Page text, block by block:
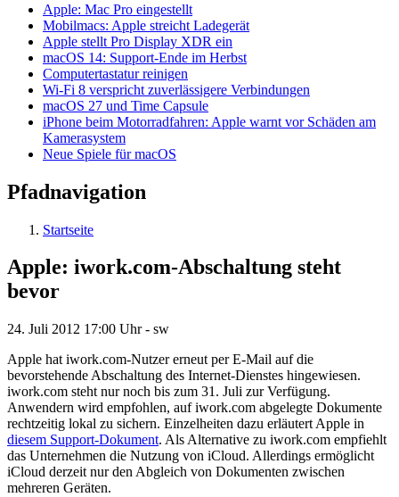
Apple: Mac Pro eingestellt
Mobilmacs: Apple streicht Ladegerät
Apple stellt Pro Display XDR ein
macOS 14: Support-Ende im Herbst
Computertastatur reinigen
Wi-Fi 8 verspricht zuverlässigere Verbindungen
macOS 27 und Time Capsule
iPhone beim Motorradfahren: Apple warnt vor Schäden am
Kamerasystem
Neue Spiele für macOS
Pfadnavigation
Startseite
Apple: iwork.com-Abschaltung steht
bevor
24. Juli 2012 17:00 Uhr - sw
Apple hat iwork.com-Nutzer erneut per E-Mail auf die
bevorstehende Abschaltung des Internet-Dienstes hingewiesen.
iwork.com steht nur noch bis zum 31. Juli zur Verfügung.
Anwendern wird empfohlen, auf iwork.com abgelegte Dokumente
rechtzeitig lokal zu sichern. Einzelheiten dazu erläutert Apple in
diesem Support-Dokument. Als Alternative zu iwork.com empfiehlt
das Unternehmen die Nutzung von iCloud. Allerdings ermöglicht
iCloud derzeit nur den Abgleich von Dokumenten zwischen
mehreren Geräten.